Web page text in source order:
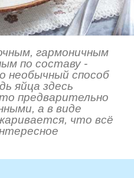
гармоничным
по составу -
необычный способ
яйца здесь
предварительно
а в виде
что всё